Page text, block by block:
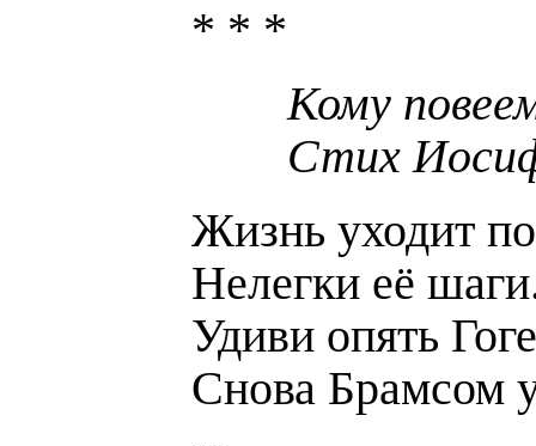
* * *
Кому
Стих
Жизнь уходит
Нелегки её
Удиви опять
Снова Брамсом